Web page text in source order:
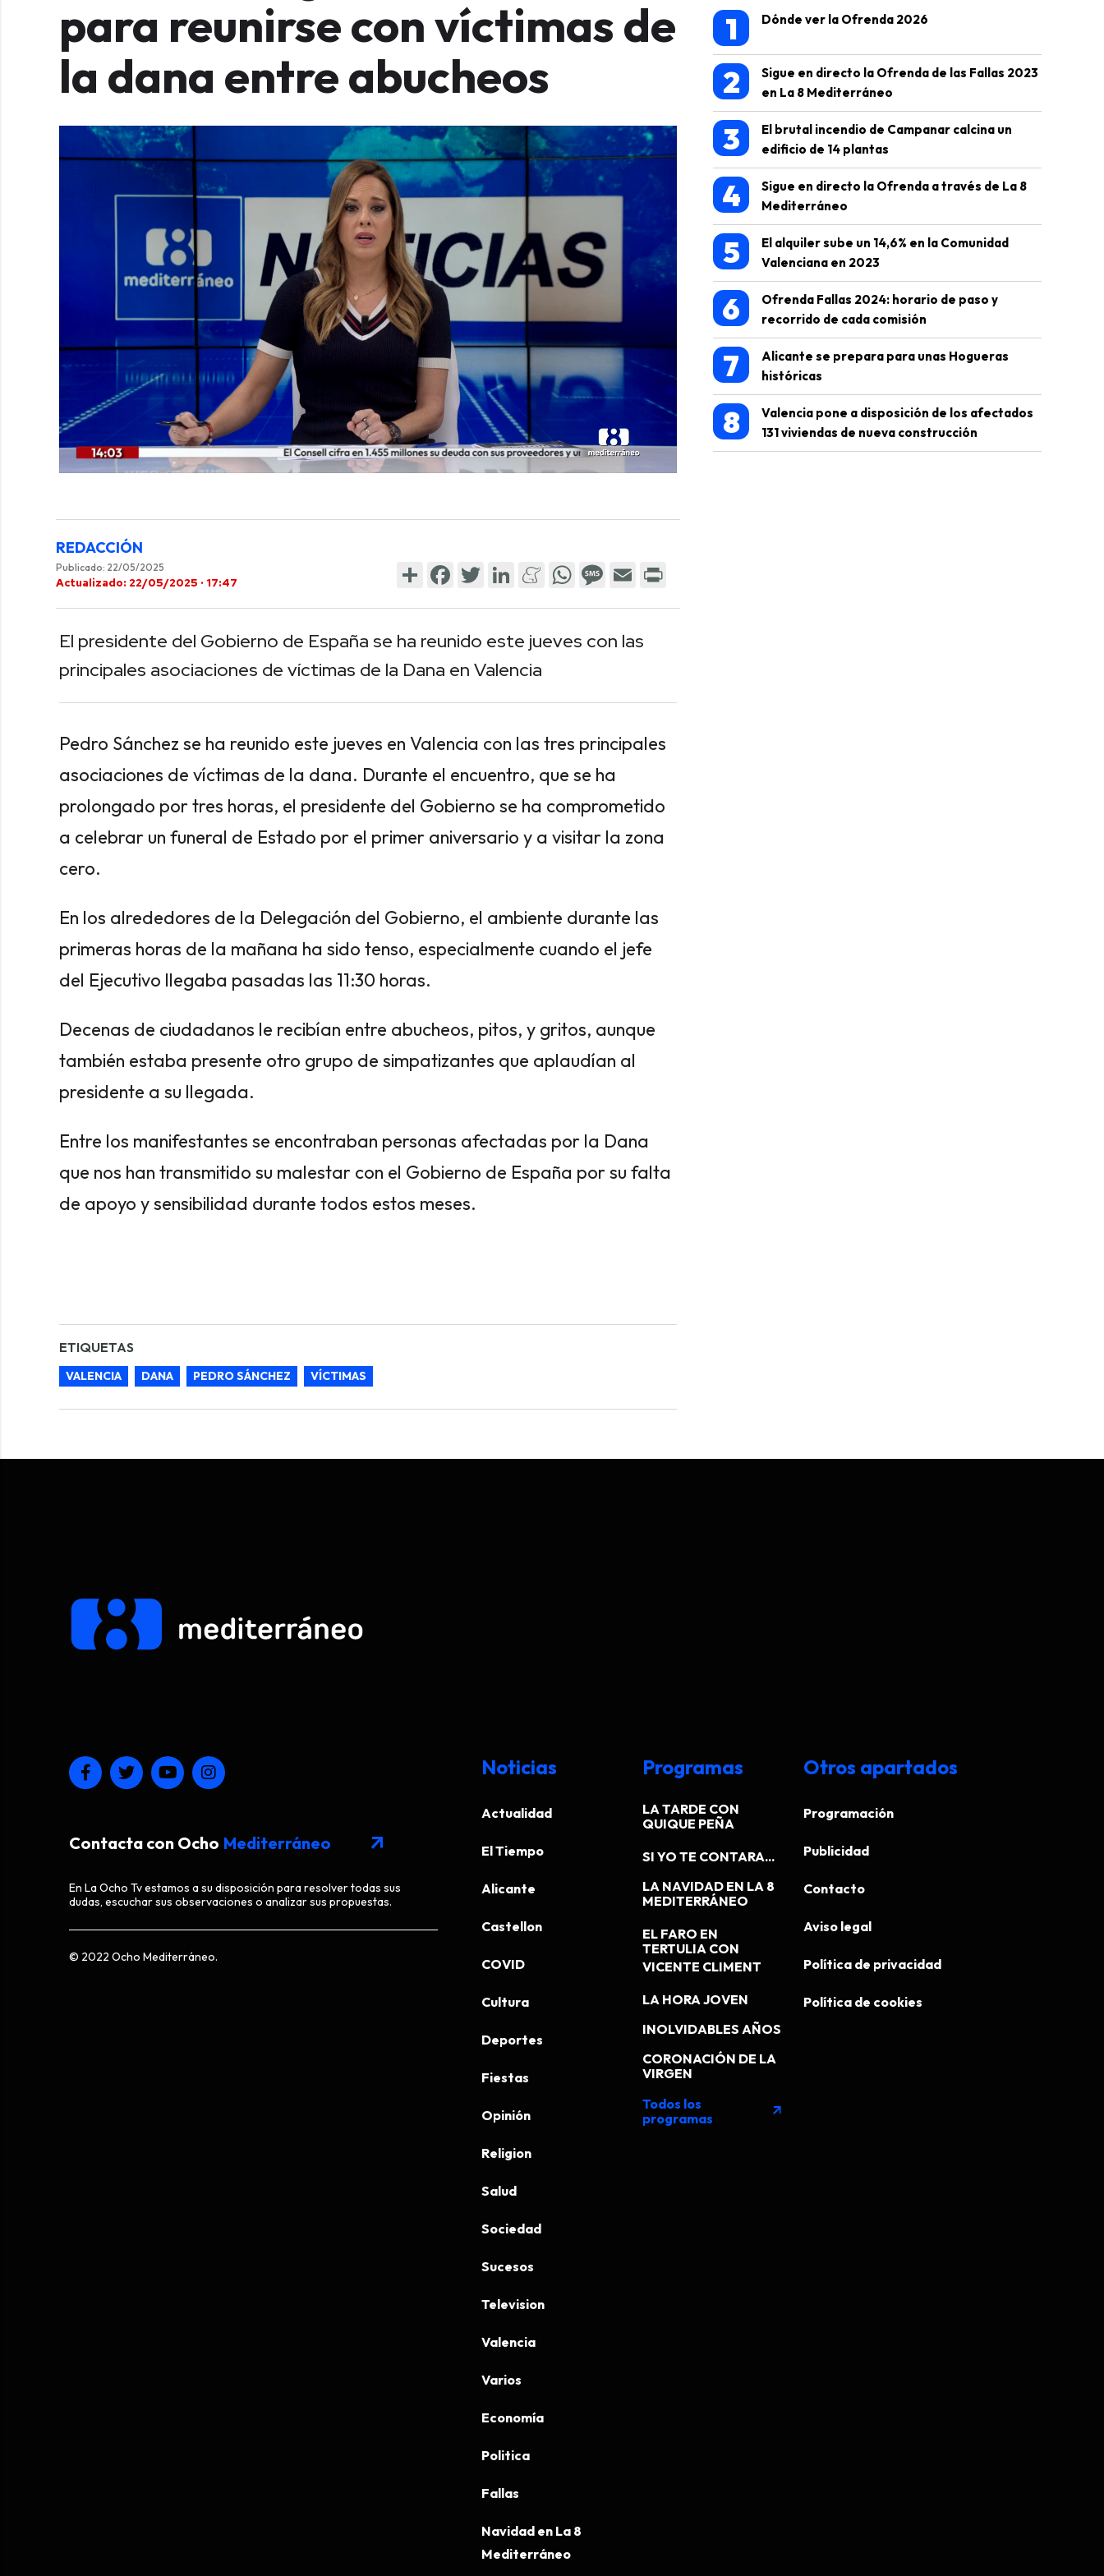
para reunirse con víctimas de
la dana entre abucheos
0
minutes,
secondsVolume
0%
REDACCIÓN
Publicado: 22/05/2025
Actualizado: 22/05/2025 · 17:47
ShareFacebook
TwitterLinkedInMeneame
WhatsApp
Message
Email
El presidente del Gobierno de España se ha reunido este jueves con las
principales asociaciones de víctimas de la Dana en Valencia
Pedro Sánchez se ha reunido este jueves en Valencia con las tres principales
asociaciones de víctimas de la dana. Durante el encuentro, que se ha
prolongado por tres horas, el presidente del Gobierno se ha comprometido
a celebrar un funeral de Estado por el primer aniversario y a visitar la zona
cero.
En los alrededores de la Delegación del Gobierno, el ambiente durante las
primeras horas de la mañana ha sido tenso, especialmente cuando el jefe
del Ejecutivo llegaba pasadas las 11:30 horas.
Decenas de ciudadanos le recibían entre abucheos, pitos, y gritos, aunque
también estaba presente otro grupo de simpatizantes que aplaudían al
presidente a su llegada.
Entre los manifestantes se encontraban personas afectadas por la Dana
que nos han transmitido su malestar con el Gobierno de España por su falta
de apoyo y sensibilidad durante todos estos meses.
ETIQUETAS
VALENCIA DANA PEDRO SÁNCHEZ VÍCTIMAS
1 Dónde ver la Ofrenda 2026
2
Sigue en directo la Ofrenda de las Fallas 2023
en La 8 Mediterráneo
3
El brutal incendio de Campanar calcina un
edificio de 14 plantas
4
Sigue en directo la Ofrenda a través de La 8
Mediterráneo
5
El alquiler sube un 14,6% en la Comunidad
Valenciana en 2023
6
Ofrenda Fallas 2024: horario de paso y
recorrido de cada comisión
7
Alicante se prepara para unas Hogueras
históricas
8
Valencia pone a disposición de los afectados
131 viviendas de nueva construcción
Contacta con Ocho Mediterráneo arrow_outward
En La Ocho Tv estamos a su disposición para resolver todas sus
dudas, escuchar sus observaciones o analizar sus propuestas.
© 2022 Ocho Mediterráneo.
Noticias
Actualidad
El Tiempo
Alicante
Castellon
COVID
Cultura
Deportes
Fiestas
Opinión
Religion
Salud
Sociedad
Sucesos
Television
Valencia
Varios
Economía
Politica
Fallas
Navidad en La 8
Mediterráneo
Programas
LA TARDE CON
QUIQUE PEÑA
SI YO TE CONTARA...
LA NAVIDAD EN LA 8
MEDITERRÁNEO
EL FARO EN
TERTULIA CON
VICENTE CLIMENT
LA HORA JOVEN
INOLVIDABLES AÑOS
CORONACIÓN DE LA
VIRGEN
Todos los
programas
arrow_outward
Otros apartados
Programación
Publicidad
Contacto
Aviso legal
Política de privacidad
Política de cookies